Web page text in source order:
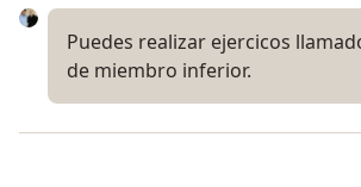
Puedes realizar ejercicos
de miembro inferior.